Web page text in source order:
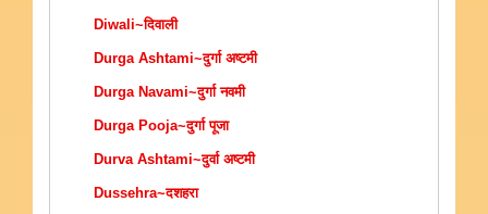
Diwali~दिवाली
Durga Ashtami~दुर्गा अष्टमी
Durga Navami~दुर्गा नवमी
Durga Pooja~दुर्गा पूजा
Durva Ashtami~दुर्वा अष्टमी
Dussehra~दशहरा